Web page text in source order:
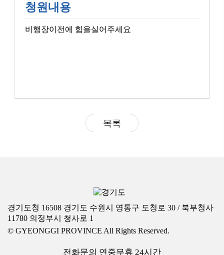
청원내용
비행장이전에 힘을실어주세요
목록
경기도청 16508 경기도 수원시 영통구 도청로 30 / 북부청사
11780 의정부시 청사로 1
© GYEONGGI PROVINCE All Rights Reserved.
전화문의 연중무휴 24시간